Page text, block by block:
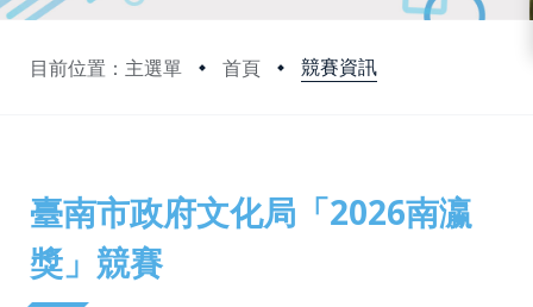
目前位置：主選單 首頁 競賽資訊
臺南市政府文化局「2026南瀛
獎」競賽